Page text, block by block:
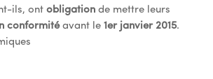
ils, ontobligationde mettre leurs
conformitéavant le1er janvier 2015.